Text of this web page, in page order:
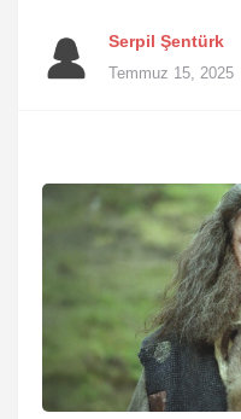
Serpil Şentürk
Temmuz 15, 2025